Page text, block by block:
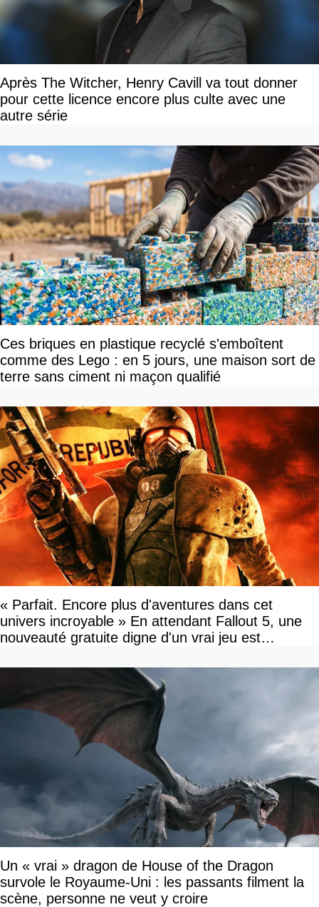
Après The Witcher, Henry Cavill va tout donner
pour cette licence encore plus culte avec une
autre série
Ces briques en plastique recyclé s'emboîtent
comme des Lego : en 5 jours, une maison sort de
terre sans ciment ni maçon qualifié
« Parfait. Encore plus d'aventures dans cet
univers incroyable » En attendant Fallout 5, une
nouveauté gratuite digne d'un vrai jeu est
Un « vrai » dragon de House of the Dragon
survole le Royaume-Uni : les passants filment la
scène, personne ne veut y croire